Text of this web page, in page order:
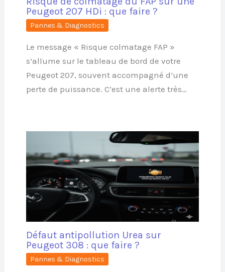
Peugeot 207 HDi : que faire ?
Pannes & Diagnostics
Le message « Risque colmatage FAP »
s’allume sur le tableau de bord de votre
Peugeot 207, souvent accompagné d’une
perte de puissance. C’est une alerte très…
Défaut antipollution Urea sur
Peugeot 308 : que faire ?
Pannes & Diagnostics